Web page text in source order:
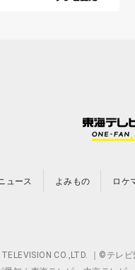
ュース よみもの ロケ
CO.,LTD. ｜©テレ